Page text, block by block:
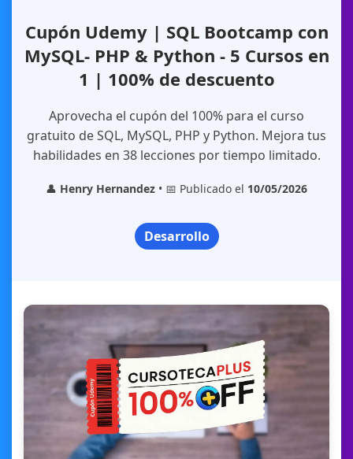
Cupón Udemy | SQL Bootcamp con
MySQL- PHP & Python - 5 Cursos en
1 | 100% de descuento
Aprovecha el cupón del 100% para el curso
gratuito de SQL, MySQL, PHP y Python. Mejora tus
habilidades en 38 lecciones por tiempo limitado.
👤 Henry Hernandez • 📅 Publicado el 10/05/2026
Desarrollo